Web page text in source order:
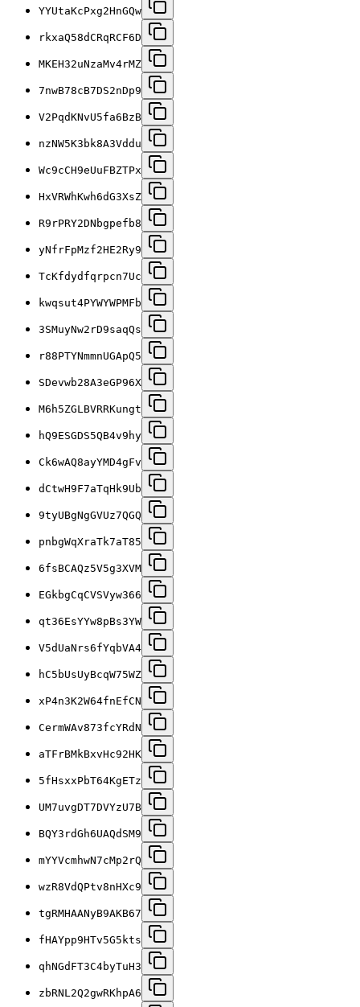
YYUtaKcPxg2HnGQw
rkxaQ58dCRqRCF6D
MKEH32uNzaMv4rMZ
7nwB78cB7DS2nDp9
V2PqdKNvU5fa6BzB
nzNW5K3bk8A3Vddu
Wc9cCH9eUuFBZTPx
HxVRWhKwh6dG3XsZ
R9rPRY2DNbgpefb8
yNfrFpMzf2HE2Ry9
TcKfdydfqrpcn7Uc
kwqsut4PYWYWPMFb
3SMuyNw2rD9saqQs
r88PTYNmmnUGApQ5
SDevwb28A3eGP96X
M6h5ZGLBVRRKungt
hQ9ESGDS5QB4v9hy
Ck6wAQ8ayYMD4gFv
dCtwH9F7aTqHk9Ub
9tyUBgNgGVUz7QGQ
pnbgWqXraTk7aT85
6fsBCAQz5V5g3XVM
EGkbgCqCVSVyw366
qt36EsYYw8pBs3YW
V5dUaNrs6fYqbVA4
hC5bUsUyBcqW75WZ
xP4n3K2W64fnEfCN
CermWAv873fcYRdN
aTFrBMkBxvHc92HK
5fHsxxPbT64KgETz
UM7uvgDT7DVYzU7B
BQY3rdGh6UAQdSM9
mYYVcmhwN7cMp2rQ
wzR8VdQPtv8nHXc9
tgRMHAANyB9AKB67
fHAYpp9HTv5G5kts
qhNGdFT3C4byTuH3
zbRNL2Q2gwRKhpA6